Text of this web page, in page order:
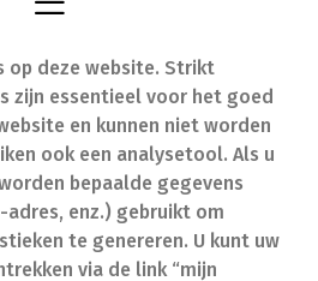
op deze website. Strikt
zijn essentieel voor het goed
en kunnen niet worden
ook een analysetool. Als u
bepaalde gegevens
adres, enz.) gebruikt om
te genereren. U kunt uw
via de link “mijn
In geval van nood
Contact
Veelgestelde vragen
(FAQ)